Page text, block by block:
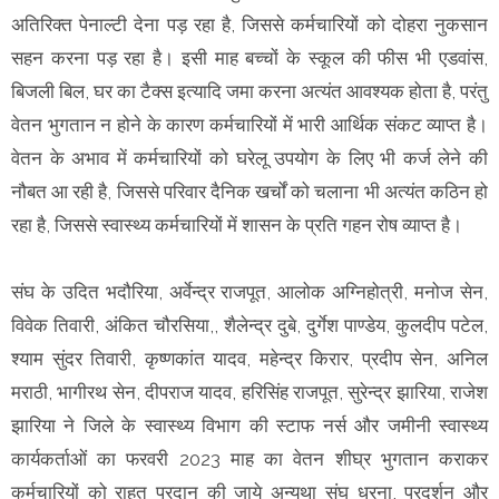
अतिरिक्त पेनाल्टी देना पड़ रहा है, जिससे कर्मचारियों को दोहरा नुकसान
सहन करना पड़ रहा है। इसी माह बच्चों के स्कूल की फीस भी एडवांस,
बिजली बिल, घर का टैक्स इत्यादि जमा करना अत्यंत आवश्यक होता है, परंतु
वेतन भुगतान न होने के कारण कर्मचारियों में भारी आर्थिक संकट व्याप्त है।
वेतन के अभाव में कर्मचारियों को घरेलू उपयोग के लिए भी कर्ज लेने की
नौबत आ रही है, जिससे परिवार दैनिक खर्चों को चलाना भी अत्यंत कठिन हो
रहा है, जिससे स्वास्थ्य कर्मचारियों में शासन के प्रति गहन रोष व्याप्त है।
संघ के उदित भदौरिया, अर्वेन्द्र राजपूत, आलोक अग्निहोत्री, मनोज सेन,
विवेक तिवारी, अंकित चौरसिया,, शैलेन्द्र दुबे, दुर्गेश पाण्डेय, कुलदीप पटेल,
श्याम सुंदर तिवारी, कृष्णकांत यादव, महेन्द्र किरार, प्रदीप सेन, अनिल
मराठी, भागीरथ सेन, दीपराज यादव, हरिसिंह राजपूत, सुरेन्द्र झारिया, राजेश
झारिया ने जिले के स्वास्थ्य विभाग की स्टाफ नर्स और जमीनी स्वास्थ्य
कार्यकर्ताओं का फरवरी 2023 माह का वेतन शीघ्र भुगतान कराकर
कर्मचारियों को राहत प्रदान की जाये अन्यथा संघ धरना, प्रदर्शन और